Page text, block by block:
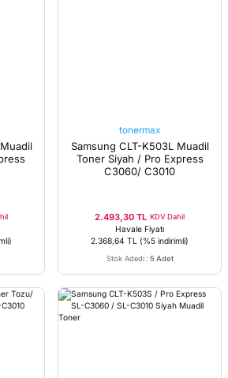
tonermax
Samsung CLT-K503L Muadil
Toner Siyah / Pro Express
C3060/ C3010
2.493,30 TL KDV Dahil
Havale Fiyatı
2.368,64 TL (%5 indirimli)
Stok Adedi : 5 Adet